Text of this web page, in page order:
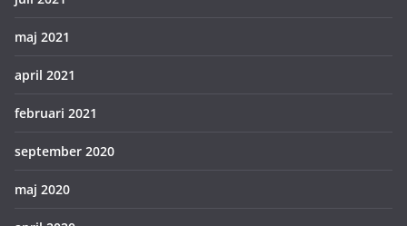
maj 2021
april 2021
februari 2021
september 2020
maj 2020